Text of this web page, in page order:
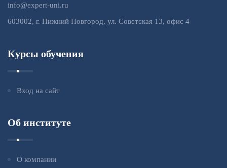
info@expert-uni.ru
603002, г. Нижний Новгород, ул. Советская 13, офис 4
Курсы обучения
Вход на сайт
Об институте
О компании